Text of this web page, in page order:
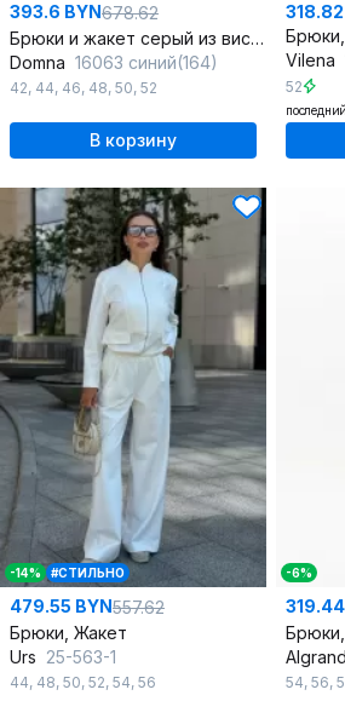
393.6 BYN678.62
Брюки и жакет серый из вискозы для делового стиля
Domna 16063 синий(164)
42, 44, 46, 48, 50, 52
В корзину
Vilena
52
-14% #СТИЛЬНО
479.55 BYN557.62
Брюки, Жакет
Urs 25-563-1
44, 48, 50, 52, 54, 56
-6%
54, 56,